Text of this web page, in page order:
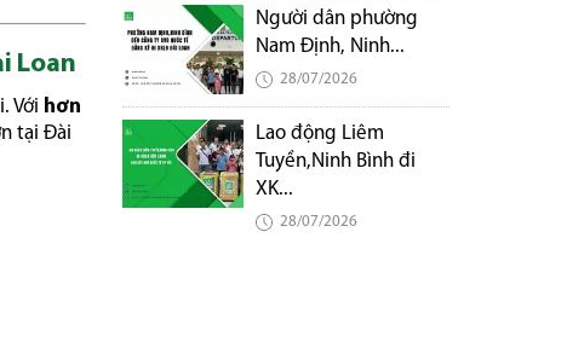
Loan
Với hơn
tại Đài
Người dân phường
Nam Định, Ninh...
28/07/2026
Lao động Liêm
Tuyền,Ninh Bình đi
XK...
28/07/2026